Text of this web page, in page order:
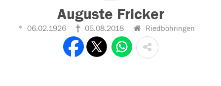
Auguste Fricker
06.02.1926 05.08.2018 Riedböhringen